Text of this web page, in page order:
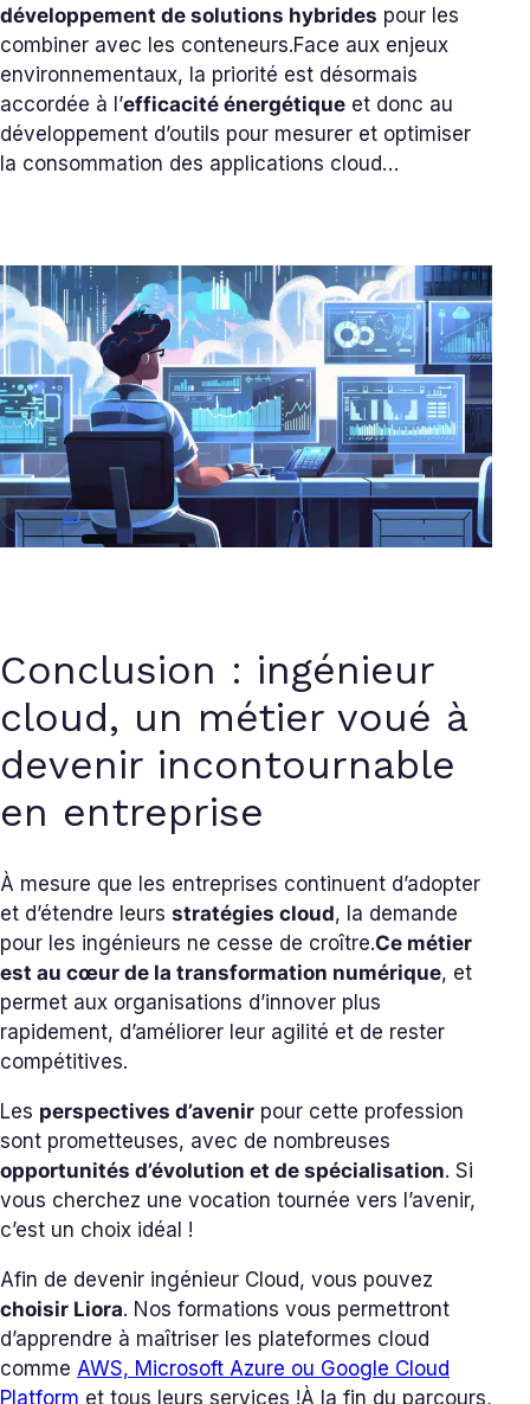
développement de solutions hybrides pour les
combiner avec les conteneurs.Face aux enjeux
environnementaux, la priorité est désormais
accordée à l’efficacité énergétique et donc au
développement d’outils pour mesurer et optimiser
la consommation des applications cloud…
Conclusion : ingénieur
cloud, un métier voué à
devenir incontournable
en entreprise
À mesure que les entreprises continuent d’adopter
et d’étendre leurs stratégies cloud, la demande
pour les ingénieurs ne cesse de croître.Ce métier
est au cœur de la transformation numérique, et
permet aux organisations d’innover plus
rapidement, d’améliorer leur agilité et de rester
compétitives.
Les perspectives d’avenir pour cette profession
sont prometteuses, avec de nombreuses
opportunités d’évolution et de spécialisation. Si
vous cherchez une vocation tournée vers l’avenir,
c’est un choix idéal !
Afin de devenir ingénieur Cloud, vous pouvez
choisir Liora. Nos formations vous permettront
d’apprendre à maîtriser les plateformes cloud
comme AWS, Microsoft Azure ou Google Cloud
Platform et tous leurs services !À la fin du parcours,